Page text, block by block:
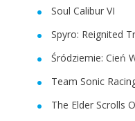
Soul Calibur VI
Spyro: Reignited
Śródziemie: Cień
Team Sonic
The Elder Scrolls